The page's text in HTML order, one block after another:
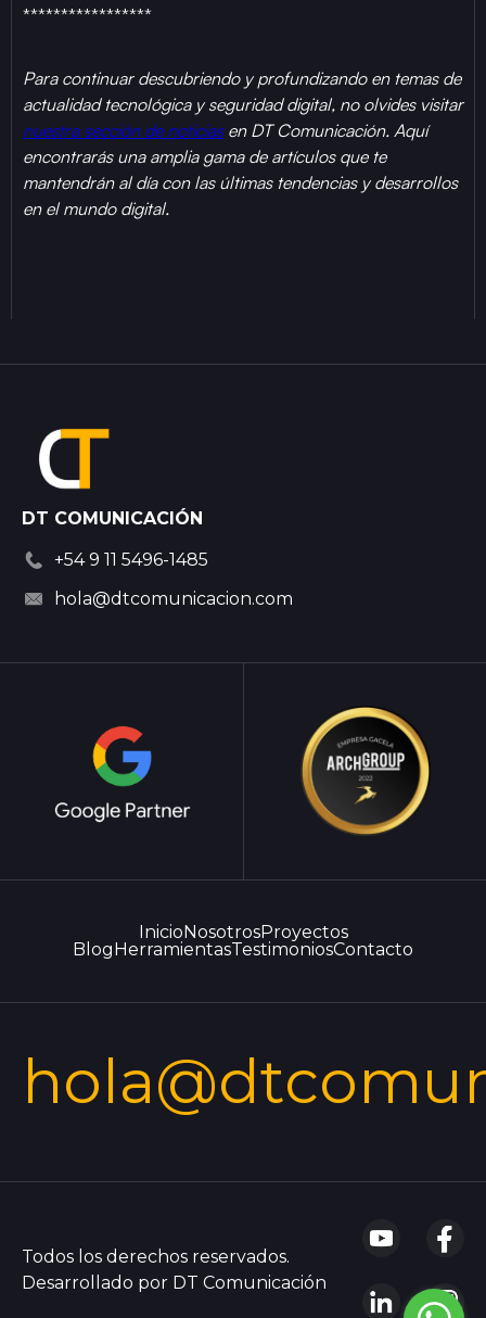
*****************
Para continuar descubriendo y profundizando en temas de
actualidad tecnológica y seguridad digital, no olvides visitar
nuestra sección de noticiasen DT Comunicación. Aquí
encontrarás una amplia gama de artículos que te
mantendrán al día con las últimas tendencias y desarrollos
en el mundo digital.
DT COMUNICACIÓN
+54 9 11 5496-1485
hola@dtcomunicacion.com
InicioNosotrosProyectos
BlogHerramientasTestimoniosContacto
Todos los derechos reservados.
Desarrollado por DT Comunicación